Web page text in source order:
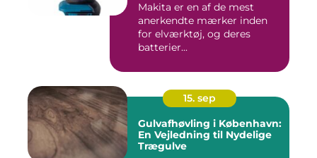
Makita er en af de mest
anerkendte mærker inden
for elværktøj, og deres
batterier...
15. sep
Gulvafhøvling i København:
En Vejledning til Nydelige
Trægulve